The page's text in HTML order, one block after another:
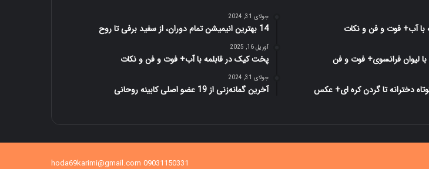
با آب+ فوت و فن و نکات
لیوان فرانسوی+ فوت و فن
جولای 31, 2024
14 بهترین انیمیشن تمام دوران، از سفید برفی تا روح
آوریل 16, 2025
پخت کیک در قابلمه با آب+ فوت و فن و نکات
جولای 31, 2024
آخرین گمانه‌زنی از 19 عضو اصلی کابینه روحانی
09031150331 hoda69karimi@gmail.com